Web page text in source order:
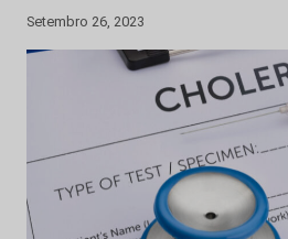
Setembro 26, 2023